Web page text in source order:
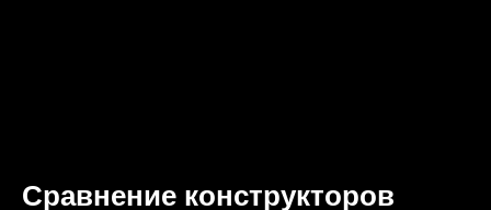
Сравнение конструкторов